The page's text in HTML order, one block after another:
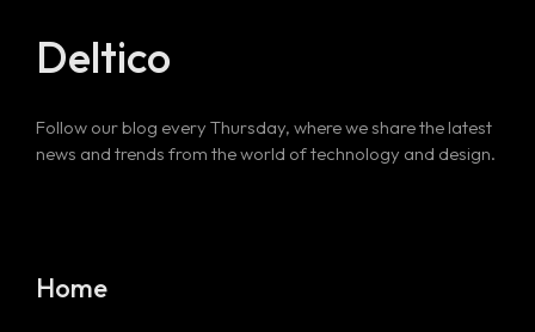
Deltico
Follow our blog every Thursday, where we share the latest
news and trends from the world of technology and design.
Home